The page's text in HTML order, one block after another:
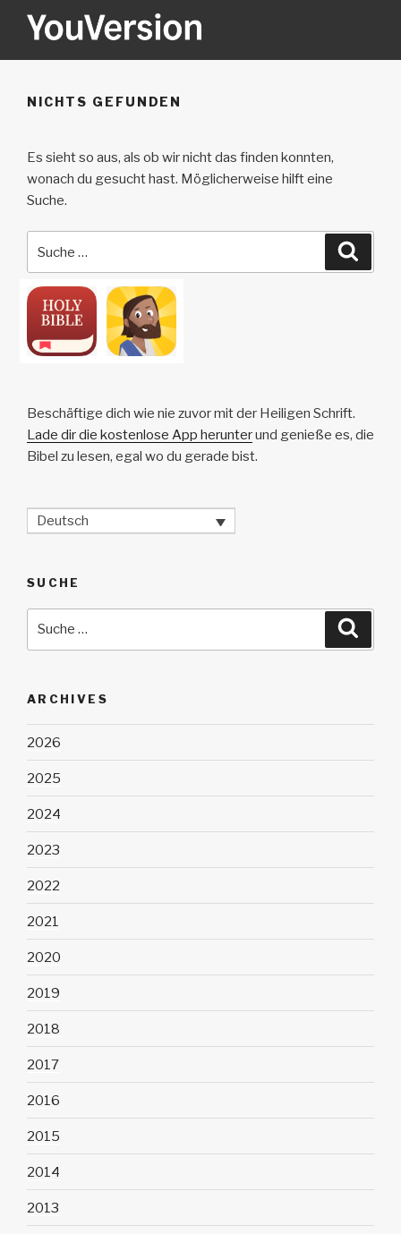
Inhalt
YOUVERSION
NICHTS GEFUNDEN
Es sieht so aus, als ob wir nicht das finden konnten,
wonach du gesucht hast. Möglicherweise hilft eine
Suche.
Beschäftige dich wie nie zuvor mit der Heiligen Schrift.
Lade dir die kostenlose App herunterund genieße es, die
Bibel zu lesen, egal wo du gerade bist.
Deutsch
SUCHE
ARCHIVES
2026
2025
2024
2023
2022
2021
2020
2019
2018
2017
2016
2015
2014
2013